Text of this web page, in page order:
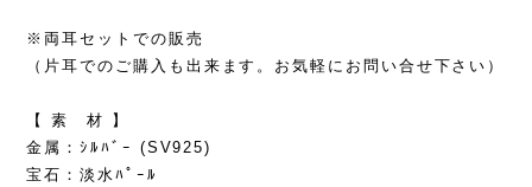
※両耳セットでの販売
（片耳でのご購入も出来ます。お気軽にお問い合せ下さい）
【 素 材 】
金属：ｼﾙﾊﾞｰ (SV925)
宝石：淡水ﾊﾟｰﾙ